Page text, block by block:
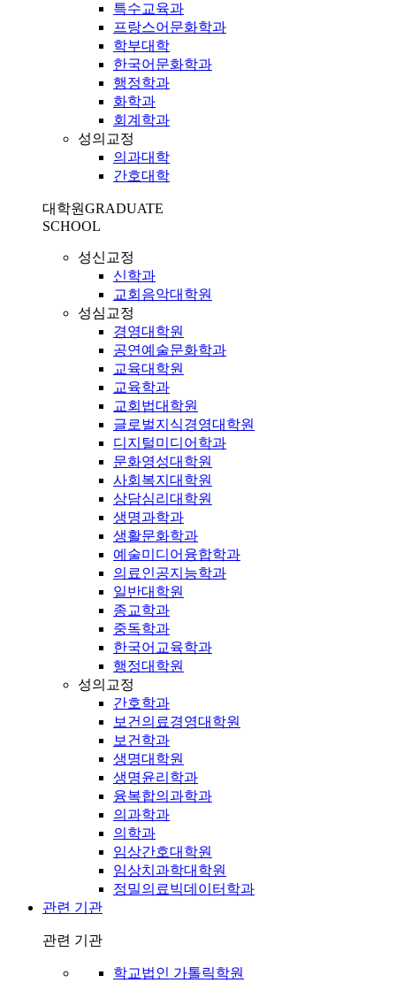
특수교육과
프랑스어문화학과
학부대학
한국어문화학과
행정학과
화학과
회계학과
성의교정
의과대학
간호대학
대학원GRADUATE
SCHOOL
성신교정
신학과
교회음악대학원
성심교정
경영대학원
공연예술문화학과
교육대학원
교육학과
교회법대학원
글로벌지식경영대학원
디지털미디어학과
문화영성대학원
사회복지대학원
상담심리대학원
생명과학과
생활문화학과
예술미디어융합학과
의료인공지능학과
일반대학원
종교학과
중독학과
한국어교육학과
행정대학원
성의교정
간호학과
보건의료경영대학원
보건학과
생명대학원
생명윤리학과
융복합의과학과
의과학과
의학과
임상간호대학원
임상치과학대학원
정밀의료빅데이터학과
관련 기관
관련 기관
학교법인 가톨릭학원